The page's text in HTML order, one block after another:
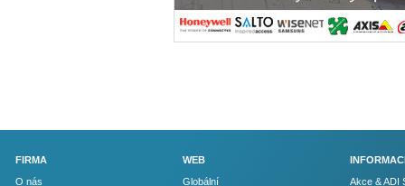
FIRMA
O nás
WEB
Globální
Akce & ADI